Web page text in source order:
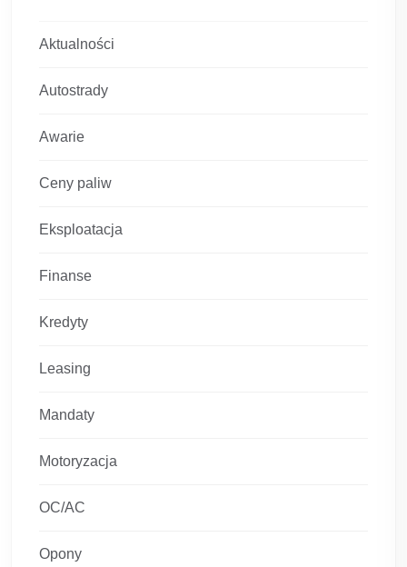
Aktualności
Autostrady
Awarie
Ceny paliw
Eksploatacja
Finanse
Kredyty
Leasing
Mandaty
Motoryzacja
OC/AC
Opony